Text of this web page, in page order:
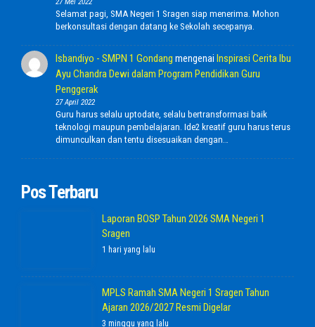
Selamat pagi, SMA Negeri 1 Sragen siap menerima. Mohon
berkonsultasi dengan datang ke Sekolah secepanya.
Isbandiyo - SMPN 1 Gondang mengenai Inspirasi Cerita Ibu
Ayu Chandra Dewi dalam Program Pendidikan Guru
Penggerak
27 April 2022
Guru harus selalu uptodate, selalu bertransformasi baik
teknologi maupun pembelajaran. Ide2 kreatif guru harus terus
dimunculkan dan tentu disesuaikan dengan…
Pos Terbaru
Laporan BOSP Tahun 2026 SMA Negeri 1
Sragen
1 hari yang lalu
MPLS Ramah SMA Negeri 1 Sragen Tahun
Ajaran 2026/2027 Resmi Digelar
3 minggu yang lalu